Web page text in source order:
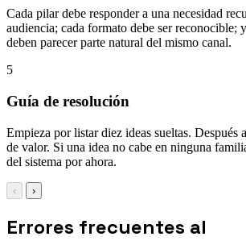
Cada pilar debe responder a una necesidad
audiencia; cada formato debe ser reconocible;
deben parecer parte natural del mismo canal.
5
Guía de resolución
Empieza por listar diez ideas sueltas. Después
de valor. Si una idea no cabe en ninguna
del sistema por ahora.
‹ ›
Errores frecuentes al